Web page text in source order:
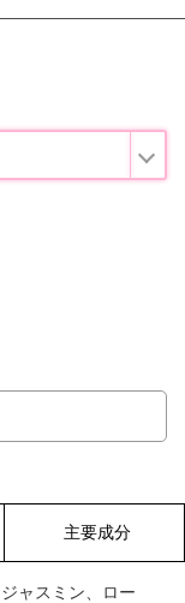
主要成分
ャスミン、ロー